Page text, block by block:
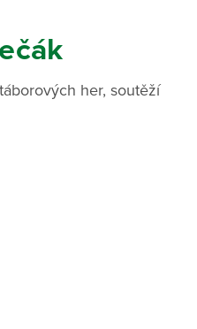
her, soutěží